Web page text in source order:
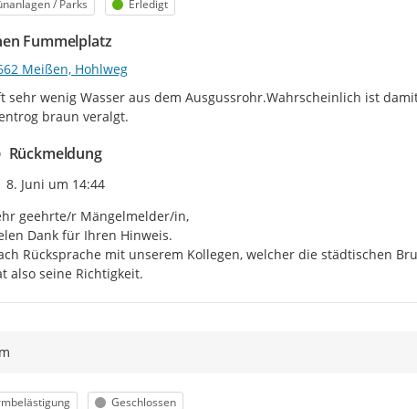
/ Parks Status
Erledigt
Fummelplatz
Meißen, Hohlweg
sehr wenig Wasser aus dem Ausgussrohr.Wahrscheinlich ist
braun veralgt.
Rückmeldung
Zeitpunkt des Erstellens
8. Juni um 14:44
geehrte/r Mängelmelder/in,
Dank für Ihren Hinweis.
Rücksprache mit unserem Kollegen, welcher die städtischen
also seine Richtigkeit.
Status
Geschlossen